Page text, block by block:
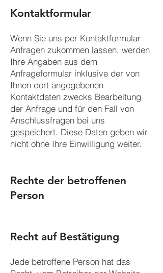
Kontaktformular
Wenn Sie uns per Kontaktformular
Anfragen zukommen lassen, werden
Ihre Angaben aus dem
Anfrageformular inklusive der von
Ihnen dort angegebenen
Kontaktdaten zwecks Bearbeitung
der Anfrage und für den Fall von
Anschlussfragen bei uns
gespeichert. Diese Daten geben wir
nicht ohne Ihre Einwilligung weiter.
Rechte der betroffenen
Person
Recht auf Bestätigung
Jede betroffene Person hat das